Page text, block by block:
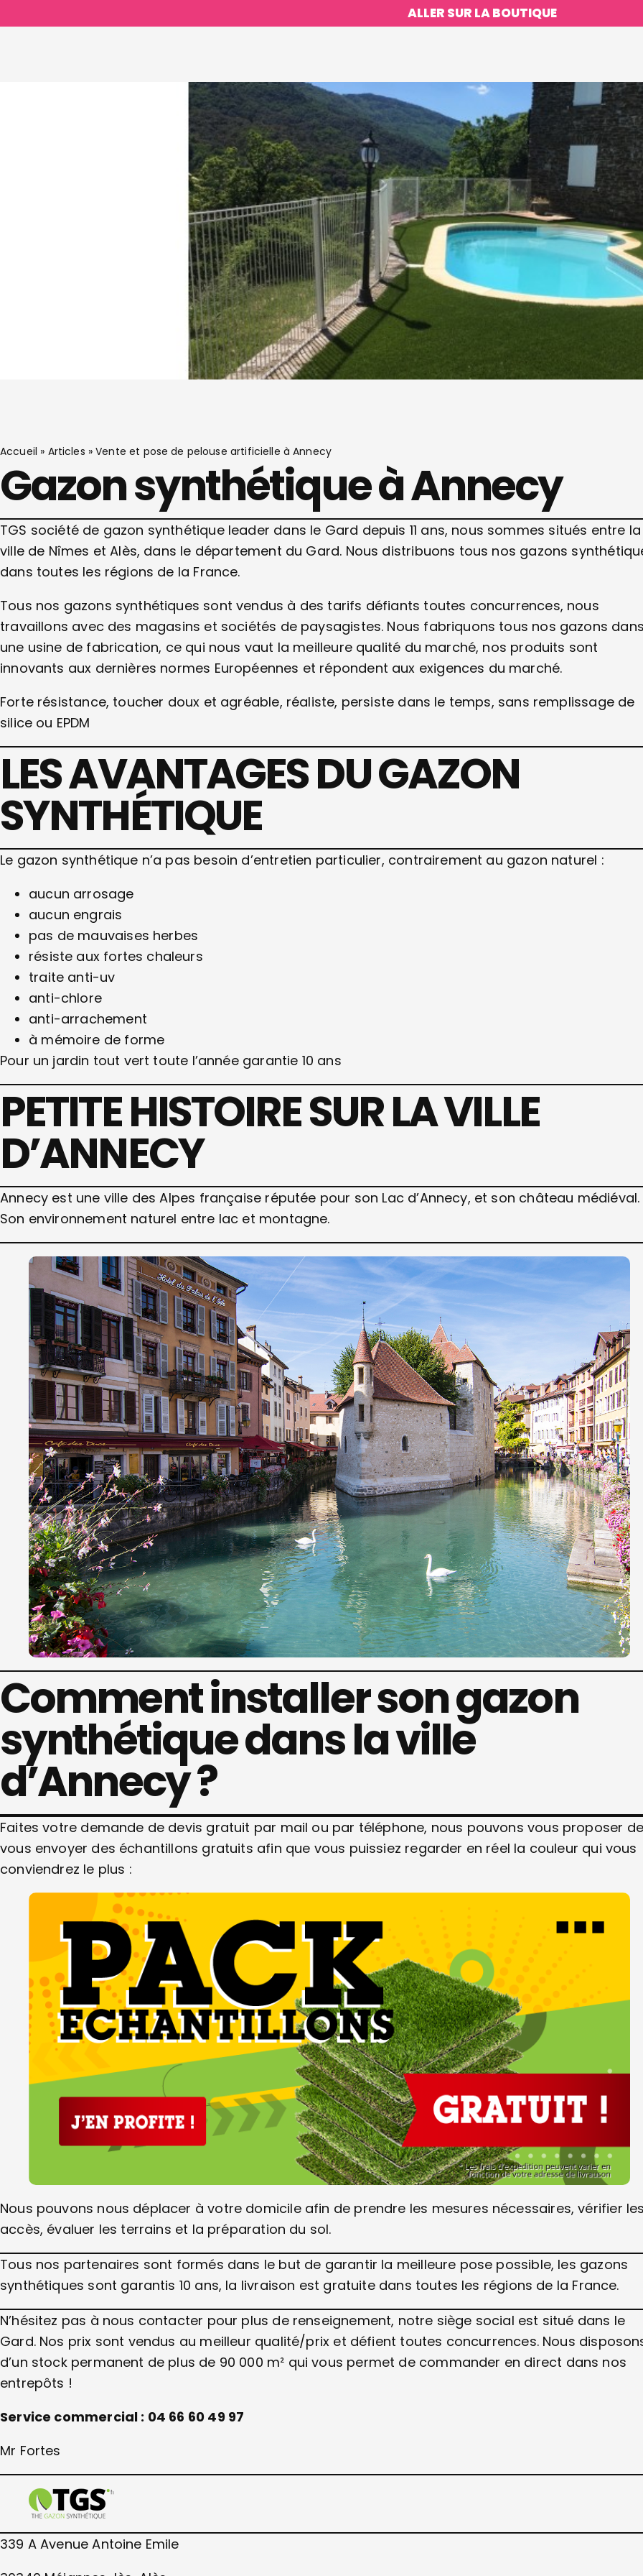
ALLER SUR LA BOUTIQUE
Accueil » Articles »Vente et pose de pelouse artificielle à Annecy
Gazon synthétique à Annecy
TGS société de gazon synthétique leader dans le Gard depuis 11 ans, nous sommes situés entre la
ville de Nîmes et Alès, dans le département du Gard. Nous distribuons tous nos gazons
dans toutes les régions de la France.
Tous nos gazons synthétiques sont vendus à des tarifs défiants toutes concurrences, nous
travaillons avec des magasins et sociétés de paysagistes. Nous fabriquons tous nos gazons
une usine de fabrication, ce qui nous vaut la meilleure qualité du marché, nos produits sont
innovants aux dernières normes Européennes et répondent aux exigences du marché.
Forte résistance, toucher doux et agréable, réaliste, persiste dans le temps, sans remplissage de
silice ou EPDM
LES AVANTAGES DU GAZON
SYNTHÉTIQUE
Le gazon synthétique n’a pas besoin d’entretien particulier, contrairement au gazon naturel :
aucun arrosage
aucun engrais
pas de mauvaises herbes
résiste aux fortes chaleurs
traite anti-uv
anti-chlore
anti-arrachement
à mémoire de forme
Pour un jardin tout vert toute l’année garantie 10 ans
PETITE HISTOIRE SUR LA VILLE
D’ANNECY
Annecy est une ville des Alpes française réputée pour son Lac d’Annecy, et son château médiéval.
Son environnement naturel entre lac et montagne.
Comment installer son gazon
synthétique dans la ville
d’Annecy ?
Faites votre demande de devis gratuit par mail ou par téléphone, nous pouvons vous proposer de
vous envoyer des échantillons gratuits afin que vous puissiez regarder en réel la couleur qui vous
conviendrez le plus :
Nous pouvons nous déplacer à votre domicile afin de prendre les mesures nécessaires, vérifier
accès, évaluer les terrains et la préparation du sol.
Tous nos partenaires sont formés dans le but de garantir la meilleure pose possible, les gazons
synthétiques sont garantis 10 ans, la livraison est gratuite dans toutes les régions de la France.
N’hésitez pas à nous contacter pour plus de renseignement, notre siège social est situé dans le
Gard. Nos prix sont vendus au meilleur qualité/prix et défient toutes concurrences. Nous
d’un stock permanent de plus de 90 000 m² qui vous permet de commander en direct dans nos
entrepôts !
Service commercial : 04 66 60 49 97
Mr Fortes
339 A Avenue Antoine Emile